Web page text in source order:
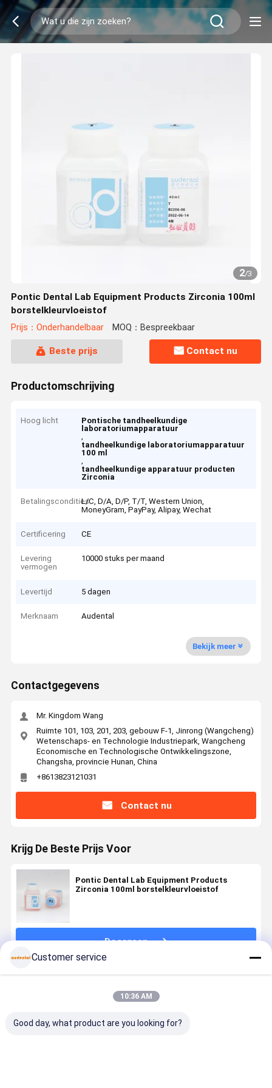
2/3
Pontic Dental Lab Equipment Products Zirconia 100ml
borstelkleurvloeistof
Prijs：Onderhandelbaar MOQ：Bespreekbaar
Beste prijs Contact nu
Productomschrijving
Hoog licht
Pontische tandheelkundige
laboratoriumapparatuur
,
tandheelkundige laboratoriumapparatuur
100 ml
,
tandheelkundige apparatuur producten
Zirconia
BetalingsconditiesL/C, D/A, D/P, T/T, Western Union,
MoneyGram, PayPay, Alipay, Wechat
Certificering CE
Levering
vermogen
10000 stuks per maand
Levertijd 5 dagen
Merknaam Audental
Bekijk meer
Contactgegevens
Mr. Kingdom Wang
Ruimte 101, 103, 201, 203, gebouw F-1, Jinrong (Wangcheng)
Wetenschaps- en Technologie Industriepark, Wangcheng
Economische en Technologische Ontwikkelingszone,
Changsha, provincie Hunan, China
+8613823121031
Contact nu
Krijg De Beste Prijs Voor
Pontic Dental Lab Equipment Products
Zirconia 100ml borstelkleurvloeistof
Doorgaan
Customer service
10:36 AM
Good day, what product are you looking for?